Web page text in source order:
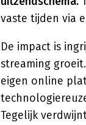
vaste tijden via
De impact is
streaming
eigen online
Tegelijk